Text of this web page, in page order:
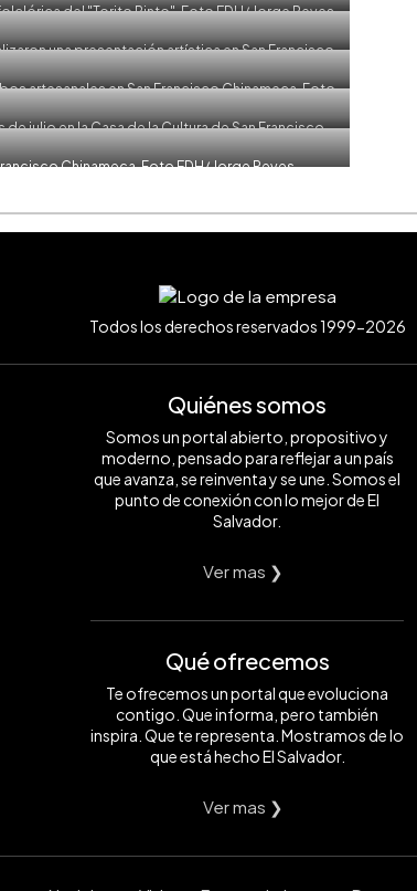
del "Torito Pinto". Foto EDH/ Jorge Reyes
una presentación artística en San Francisco
Jorge Reyes
artesanales en San Francisco Chinameca. Foto
Reyes
julio en la Casa de la Cultura de San Francisco
Jorge Reyes
Chinameca. Foto EDH/ Jorge Reyes
Todos los derechos reservados 1999-2026
Quiénes somos
Somos un portal abierto, propositivo y
moderno, pensado para reflejar a un país
que avanza, se reinventa y se une. Somos el
punto de conexión con lo mejor de El
Salvador.
Ver mas ❯
Qué ofrecemos
Te ofrecemos un portal que evoluciona
contigo. Que informa, pero también
inspira. Que te representa. Mostramos de lo
que está hecho El Salvador.
Ver mas ❯